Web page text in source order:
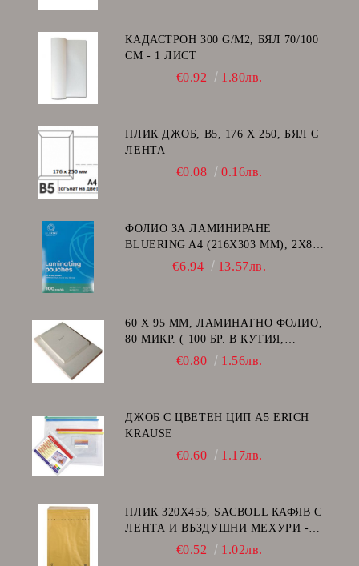
КАДАСТРОН 300 G/M2, БЯЛ 70/100
СМ - 1 ЛИСТ
€0.92 1.80лв.
ПЛИК ДЖОБ, В5, 176 Х 250, БЯЛ С
ЛЕНТА
€0.08 0.16лв.
ФОЛИО ЗА ЛАМИНИРАНЕ
BLUERING A4 (216X303 MM), 2X80
МИКРОНА 100 БР.
€6.94 13.57лв.
60 Х 95 ММ, ЛАМИНАТНО ФОЛИО,
80 МИКР. ( 100 БР. В КУТИЯ,
€0.80 1.56лв.
ДЖОБ С ЦВЕТЕН ЦИП A5 ERICH
KRAUSE
€0.60 1.17лв.
ПЛИК 320Х455, SACBOLL КАФЯВ С
ЛЕНТА И ВЪЗДУШНИ МЕХУРИ -
€0.52 1.02лв.